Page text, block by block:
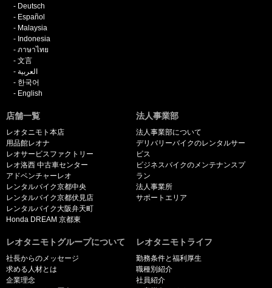
Deutsch
Español
Malaysia
Indonesia
ภาษาไทย
文言
العربية
한국어
English
店舗一覧
レオタニモト本店
用品館レオナ
レオサービスファクトリー
レオ洛西 中古車センター
アドベンチャーレオ
レンタルバイク京都中央
レンタルバイク京都伏見店
レンタルバイク大阪弁天町
Honda DREAM 京都東
法人事業部
法人事業部について
デリバリーバイクのレンタルサー
ビス
ビジネスバイクのメンテナンスプ
ラン
法人事業所
サポートエリア
レオタニモトグループについて
社長からのメッセージ
求める人材とは
企業理念
レオタニモトライフ
勤務条件と福利厚生
職種別紹介
社員紹介